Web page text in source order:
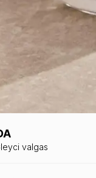
valgas